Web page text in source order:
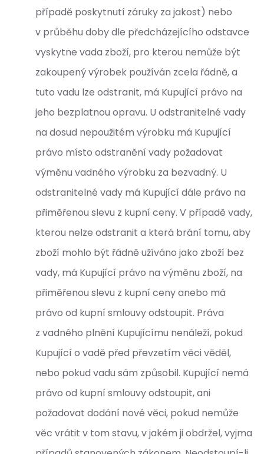
případě poskytnutí záruky za jakost) nebo
v průběhu doby dle předcházejícího odstavce
vyskytne vada zboží, pro kterou nemůže být
zakoupený výrobek používán zcela řádně, a
tuto vadu lze odstranit, má Kupující právo na
jeho bezplatnou opravu. U odstranitelné vady
na dosud nepoužitém výrobku má Kupující
právo místo odstranění vady požadovat
výměnu vadného výrobku za bezvadný. U
odstranitelné vady má Kupující dále právo na
přiměřenou slevu z kupní ceny. V případě vady,
kterou nelze odstranit a která brání tomu, aby
zboží mohlo být řádně užíváno jako zboží bez
vady, má Kupující právo na výměnu zboží, na
přiměřenou slevu z kupní ceny anebo má
právo od kupní smlouvy odstoupit. Práva
z vadného plnění Kupujícímu nenáleží, pokud
Kupující o vadě před převzetím věci věděl,
nebo pokud vadu sám způsobil. Kupující nemá
právo od kupní smlouvy odstoupit, ani
požadovat dodání nové věci, pokud nemůže
věc vrátit v tom stavu, v jakém ji obdržel, vyjma